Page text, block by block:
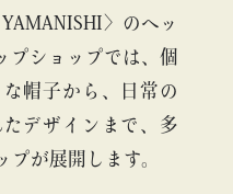
〉のヘッ
プショップでは、個
帽子から、日常の
デザインまで、多
が展開します。